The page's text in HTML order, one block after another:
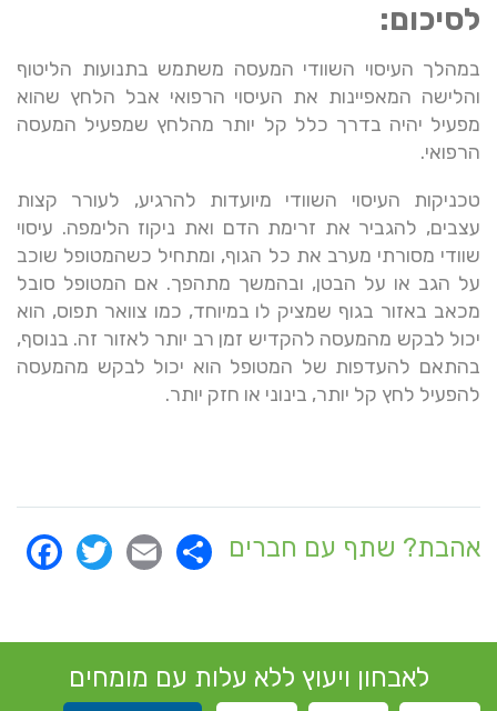
לסיכום:
במהלך העיסוי השוודי המעסה משתמש בתנועות הליטוף
והלישה המאפיינות את העיסוי הרפואי אבל הלחץ שהוא
מפעיל יהיה בדרך כלל קל יותר מהלחץ שמפעיל המעסה
הרפואי.
טכניקות העיסוי השוודי מיועדות להרגיע, לעורר קצות
עצבים, להגביר את זרימת הדם ואת ניקוז הלימפה. עיסוי
שוודי מסורתי מערב את כל הגוף, ומתחיל כשהמטופל שוכב
על הגב או על הבטן, ובהמשך מתהפך. אם המטופל סובל
מכאב באזור בגוף שמציק לו במיוחד, כמו צוואר תפוס, הוא
יכול לבקש מהמעסה להקדיש זמן רב יותר לאזור זה. בנוסף,
בהתאם להעדפות של המטופל הוא יכול לבקש מהמעסה
להפעיל לחץ קל יותר, בינוני או חזק יותר.
אהבת? שתף עם חברים EmailShare
לאבחון ויעוץ ללא עלות עם מומחים